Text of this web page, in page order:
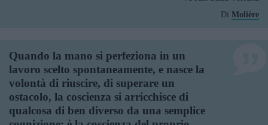
Di Molière
Quando la mano si perfeziona in un
lavoro scelto spontaneamente, e nasce la
volontà di riuscire, di superare un
ostacolo, la coscienza si arricchisce di
qualcosa di ben diverso da una semplice